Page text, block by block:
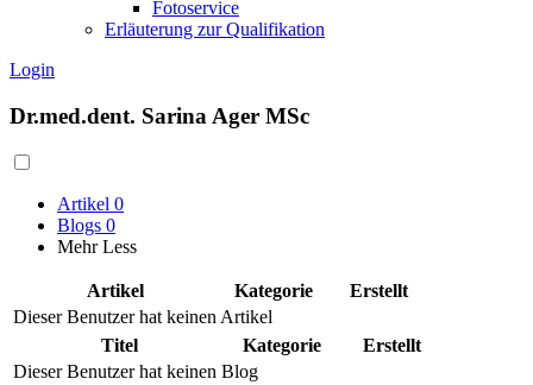
Fotoservice
Erläuterung zur Qualifikation
Login
Dr.med.dent. Sarina Ager MSc
Artikel 0
Blogs 0
Mehr Less
Artikel Kategorie
Erstellt
Dieser Benutzer hat keinen Artikel
Titel
Kategorie
Erstellt
Dieser Benutzer hat keinen Blog